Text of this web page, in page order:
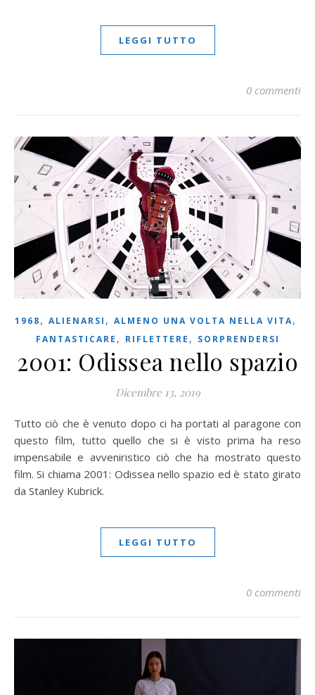
LEGGI TUTTO
0 commenti
1968, ALIENARSI , ALMENO UNA VOLTA NELLA VITA,
FANTASTICARE , RIFLETTERE , SORPRENDERSI
2001: Odissea nello spazio
Dicembre 13, 2019
Tutto ciò che è venuto dopo ci ha portati al paragone con
questo film, tutto quello che si è visto prima ha reso
impensabile e avveniristico ciò che ha mostrato questo
film. Si chiama 2001: Odissea nello spazio ed è stato girato
da Stanley Kubrick.
LEGGI TUTTO
0 commenti